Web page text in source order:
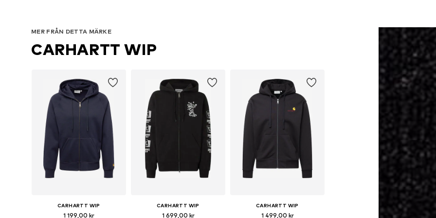
MER FRÅN DETTA MÄRKE
CARHARTT WIP
CARHARTT WIP
1 199,00 kr
CARHARTT WIP
1 699,00 kr
CARHARTT WIP
1 499,00 kr